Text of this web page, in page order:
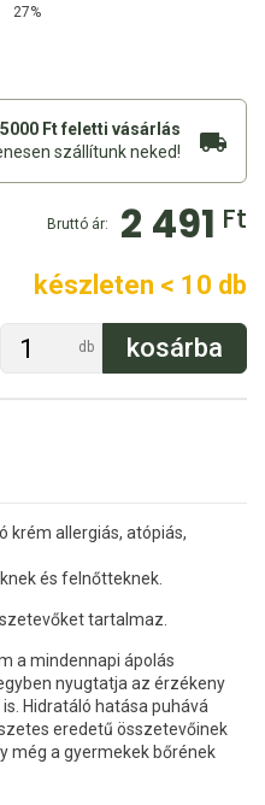
27%
Ft feletti vásárlás
szállítunk neked!
Bruttó ár: 2 491 Ft
készleten < 10 db
db
krém allergiás, atópiás,
és felnőtteknek.
tartalmaz.
a mindennapi ápolás
nyugtatja az érzékeny
Hidratáló hatása puhává
eredetű összetevőinek
még a gyermekek bőrének